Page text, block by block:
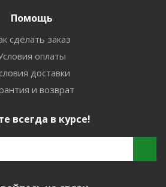
Помощь
сделать заказ
оплаты
доставки
и возврат
всегда в курсе!